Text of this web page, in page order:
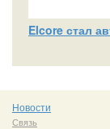
Elcore стал
Новости
Связь